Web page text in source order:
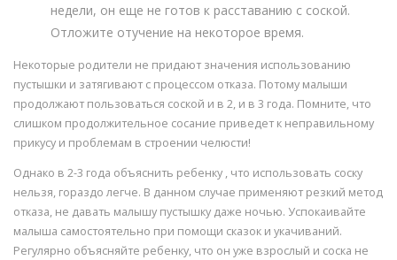
недели, он еще не готов к расставанию с соской.
Отложите отучение на некоторое время.
Некоторые родители не придают значения использованию
пустышки и затягивают с процессом отказа. Потому малыши
продолжают пользоваться соской и в 2, и в 3 года. Помните, что
слишком продолжительное сосание приведет к неправильному
прикусу и проблемам в строении челюсти!
Однако в 2-3 года объяснить ребенку , что использовать соску
нельзя, гораздо легче. В данном случае применяют резкий метод
отказа, не давать малышу пустышку даже ночью. Успокаивайте
малыша самостоятельно при помощи сказок и укачиваний.
Регулярно объясняйте ребенку, что он уже взрослый и соска не